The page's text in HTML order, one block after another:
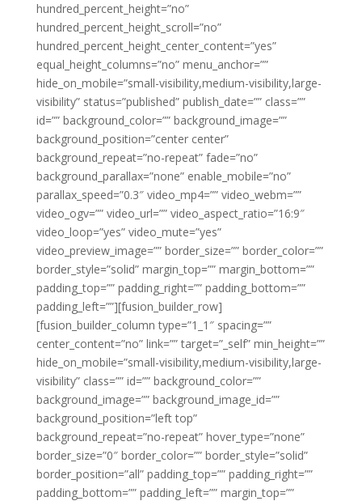
hundred_percent_height=”no”
hundred_percent_height_scroll=”no”
hundred_percent_height_center_content=”yes”
equal_height_columns=”no” menu_anchor=””
hide_on_mobile=”small-visibility,medium-visibility,large-
visibility” status=”published” publish_date=”” class=””
id=”” background_color=”” background_image=””
background_position=”center center”
background_repeat=”no-repeat” fade=”no”
background_parallax=”none” enable_mobile=”no”
parallax_speed=”0.3″ video_mp4=”” video_webm=””
video_ogv=”” video_url=”” video_aspect_ratio=”16:9″
video_loop=”yes” video_mute=”yes”
video_preview_image=”” border_size=”” border_color=””
border_style=”solid” margin_top=”” margin_bottom=””
padding_top=”” padding_right=”” padding_bottom=””
padding_left=””][fusion_builder_row]
[fusion_builder_column type=”1_1″ spacing=””
center_content=”no” link=”” target=”_self” min_height=””
hide_on_mobile=”small-visibility,medium-visibility,large-
visibility” class=”” id=”” background_color=””
background_image=”” background_image_id=””
background_position=”left top”
background_repeat=”no-repeat” hover_type=”none”
border_size=”0″ border_color=”” border_style=”solid”
border_position=”all” padding_top=”” padding_right=””
padding_bottom=”” padding_left=”” margin_top=””